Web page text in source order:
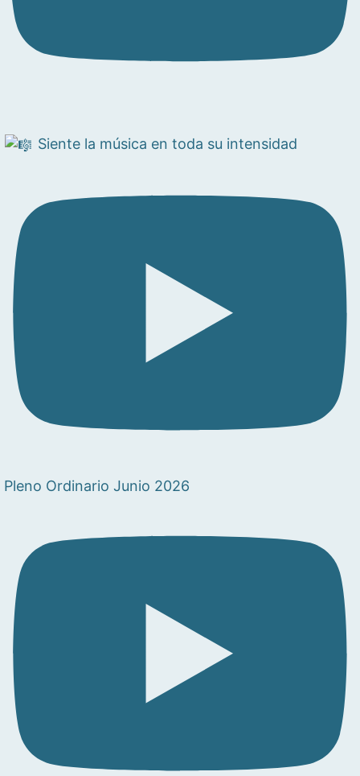
Siente la música en toda su intensidad
Pleno Ordinario Junio 2026